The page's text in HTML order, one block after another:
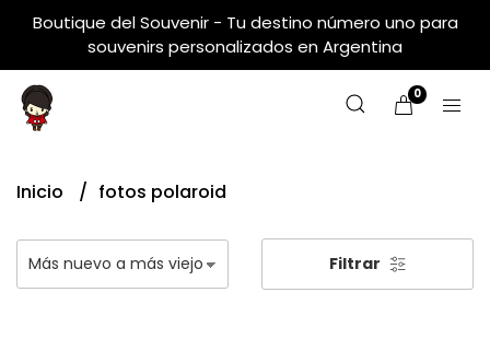
Boutique del Souvenir - Tu destino número uno para
souvenirs personalizados en Argentina
0
Inicio fotos polaroid
Filtrar